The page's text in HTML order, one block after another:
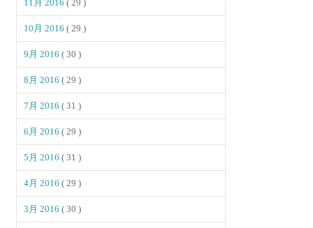
11月 2016( 29 )
10月 2016( 29 )
9月 2016( 30 )
8月 2016( 29 )
7月 2016( 31 )
6月 2016( 29 )
5月 2016( 31 )
4月 2016( 29 )
3月 2016( 30 )